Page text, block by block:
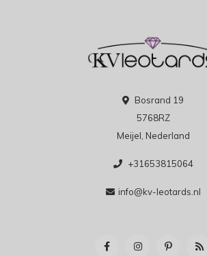
Bosrand 19
5768RZ
Meijel, Nederland
+31653815064
info@kv-leotards.nl